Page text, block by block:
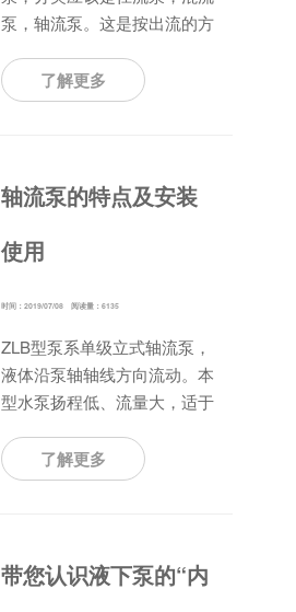
泵，轴流泵。这是按出流的方
离心泵一般流量小，扬程高，
比转速低。比转速一般小于
上。
了解更多
轴流泵的特点及安装
使用
时间：2019/07/08 阅读量：6135
ZLB型泵系单级立式轴流泵，
液体沿泵轴轴线方向流动。本
型水泵扬程低、流量大，适于
似水的其它液体之用，吸送液
体的最高温度为50℃，主要
降水位或其它水利工程用水，
使用范围十分广泛。
了解更多
带您认识液下泵的“内